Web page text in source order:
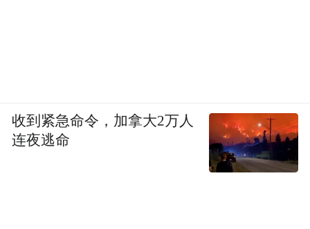
收到紧急命令，加拿大2万人
连夜逃命